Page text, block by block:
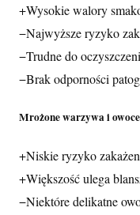
+Wysokie walory
−Najwyższe ryzyko
−Trudne do
−Brak odporności
Mrożone warzywa i owoce
+Niskie ryzyko
+Większość ulega
−Niektóre delikatne